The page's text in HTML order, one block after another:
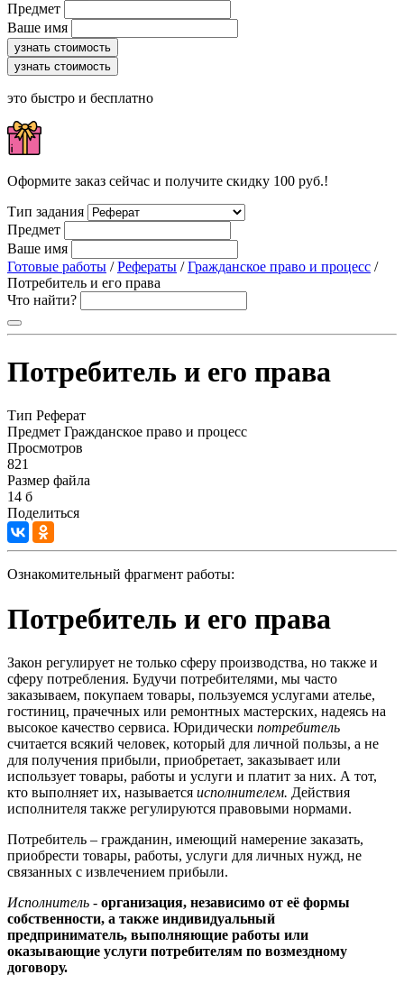
Предмет
Ваше имя
узнать стоимость
узнать стоимость
это быстро и бесплатно
Оформите заказ сейчас и получите скидку 100 руб.!
Тип задания
Предмет
Ваше имя
Готовые работы /Рефераты /Гражданское право и процесс /
Потребитель и его права
Что найти?
Потребитель и его права
Тип Реферат
Предмет Гражданское право и процесс
Просмотров
821
Размер файла
14 б
Поделиться
Ознакомительный фрагмент работы:
Потребитель и его права
Закон регулирует не только сферу производства, но также и
сферу потребления. Будучи потребителями, мы часто
заказываем, покупаем товары, пользуемся услугами ателье,
гостиниц, прачечных или ремонтных мастерских, надеясь на
высокое качество сервиса. Юридически потребитель
считается всякий человек, который для личной пользы, а не
для получения прибыли, приобретает, заказывает или
использует товары, работы и услуги и платит за них. А тот,
кто выполняет их, называется исполнителем. Действия
исполнителя также регулируются правовыми нормами.
Потребитель – гражданин, имеющий намерение заказать,
приобрести товары, работы, услуги для личных нужд, не
связанных с извлечением прибыли.
Исполнитель - организация, независимо от её формы
собственности, а также индивидуальный
предприниматель, выполняющие работы или
оказывающие услуги потребителям по возмездному
договору.